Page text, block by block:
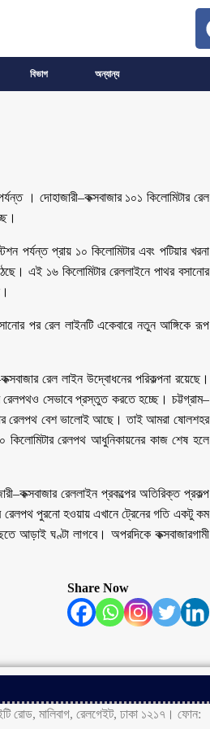
বিভাগ অন্যান্য
। দোহাজারী–কক্সবাজার ১০১ কিলোমিটার রেল
পর্যন্ত প্রায় ১০ কিলোমিটার এবং পটিয়ার খরনা
এই ১৬ কিলোমিটার রেললাইনে পাথর বসানোর
পর রেল লাইনটি একেবারে নতুন আঙ্গিকে রূপ
রেল লাইন উদ্বোধনের পরিকল্পনা রয়েছে।
রেলপথও সেভাবে প্রস্তুত করতে হচ্ছে। চট্টগ্রাম–
রেলপথ বেশ ভালোই আছে। তাই আমরা ষোলশহর
কিলোমিটার রেলপথ আধুনিকায়নের কাজ শেষ হলে
রেললাইন প্রকল্পের অতিরিক্ত প্রকল্প
রেলপথ পুরনো হওয়ায় এখানে ট্রেনের গতি একটু কম
আড়াই ঘণ্টা লাগবে। অপরদিকে কক্সবাজারগামী
Share Now
রোড, মালিবাগ, রেলগেইট, ঢাকা ১২১৭। ফোন: